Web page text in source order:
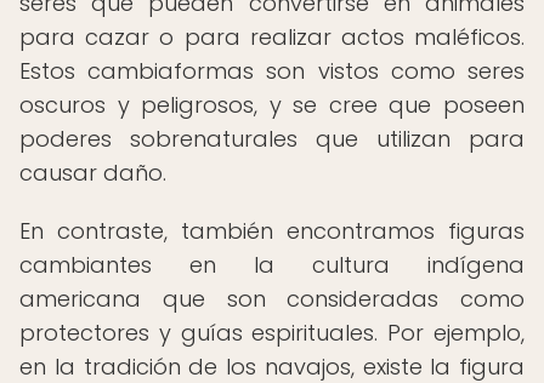
para cazar o para realizar actos maléficos.
Estos cambiaformas son vistos como seres
oscuros y peligrosos, y se cree que poseen
poderes sobrenaturales que utilizan para
causar daño.
En contraste, también encontramos figuras
cambiantes en la cultura indígena
americana que son consideradas como
protectores y guías espirituales. Por ejemplo,
en la tradición de los navajos, existe la figura